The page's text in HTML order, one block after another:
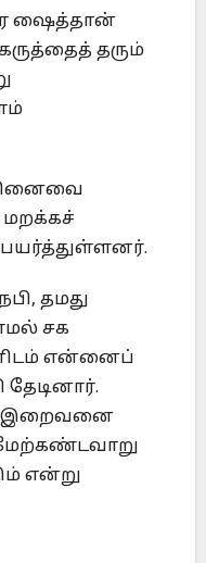
ஷைத்தான்
தரும்
மறக்கச்
தமது
சக
என்னைப்
தேடினார்.
இறைவனை
என்று